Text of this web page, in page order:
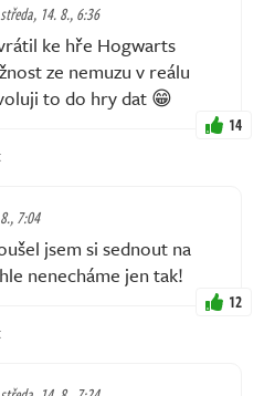
středa, 14. 8., 6:36
ke hře Hogwarts
ze nemuzu v reálu
to do hry dat 😁
14
7:04
jsem si sednout na
nenecháme jen tak!
12